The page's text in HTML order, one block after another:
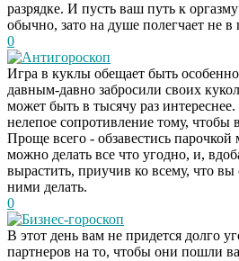
разрядке. И пусть ваш путь к
обычно, зато на душе полегчает не
0
Антигороскоп
Игра в куклы обещает быть
давным-давно забросили своих
может быть в тысячу раз
нелепое сопротивление тому, чтобы
Проще всего - обзавестись
можно делать все что угодно, и,
вырастить, приучив ко всему, что
ними делать.
0
Бизнес-гороскоп
В этот день вам не придется долго
партнеров на то, чтобы они пошли